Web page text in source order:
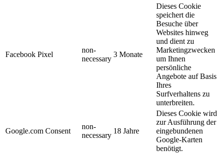
Facebook Pixel
non-
necessary
3 Monate
Dieses Cookie
speichert die
Besuche über
Websites hinweg
und dient zu
Marketingzwecken
um Ihnen
persönliche
Angebote auf Basis
Ihres
Surfverhaltens zu
unterbreiten.
Google.com Consent
non-
necessary
18 Jahre
Dieses Cookie wird
zur Ausführung der
eingebundenen
Google-Karten
benötigt.